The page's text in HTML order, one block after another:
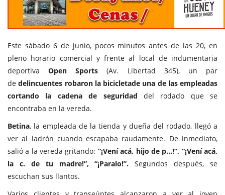
Este sábado 6 de junio, pocos minutos antes de las 20, en
pleno horario comercial y frente al local de indumentaria
deportivaOpen Sports (Av. Libertad 345), un par
dedelincuentes robaron la bicicletade una de las empleadas
cortando la cadena de seguridad del rodado
que se
encontraba en la vereda.
Betina, la empleada de la tienda y dueña del rodado, llegó a
ver al ladrón cuando escapaba raudamente. De inmediato,
salió a la vereda gritando: “¡Vení acá, hijo de p...!”, “¡Vení acá,
la c. de tu madre!”, “¡Paralo!”. Segundos después, se
escuchan sus llantos.